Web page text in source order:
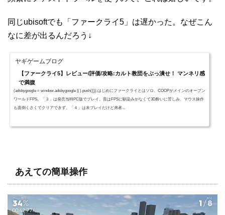
同じubisoftでも「ファークライ5」は遅かった。なぜこん
なに差が出るんだろう↓
ヤギゲームブログ
【ファークライ5】レビュー/評価/攻略:カルト教団をぶっ潰せ！ マンネリ感
で満腹
(adsbygoogle = window.adsbygoogle || ).push({});はじめにファークライとはソロ、COOPがメインのオープン
ワールドFPS。「３」は発売当時PC版でプレイ。昔はFPSに馴染みがなくて3D酔いに苦しみ、マウス操作
も面倒くさくてクリアできず。「４」は未プレイだけど弟者...
あえての簡単操作